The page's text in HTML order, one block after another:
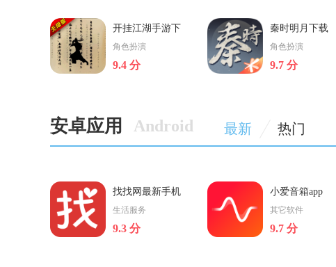
度一一出场。新秦时
国策略手机游戏。
口袋妖怪起源
口袋妖怪起源安卓版下载，
口袋妖怪起源 for 安卓是一款
卡牌对战类的手机游戏。集
佳的战斗体验。喜欢的玩家
不要错过了！
立即下载
文明重启国际服下载
v1.0.4
文明重启手游是一款以末日
为主题打造出的存活枪战类
游戏，选用强劲的3D引擎，
环境，令小伙伴们
立即下载
开挂江湖手游下
载v1.9.3正版
角色扮演
9.4 分
正版
开挂江湖手游是一款十分有
意思的卡牌类的游戏。它是
险对策等多种多样游戏玩
法，为游戏玩家们打造出了
一个不一样的武林。
秦时明月下载
v6.8.6
角色扮演
9.7 分
秦时明月是一款由玄机科技
原版受权，腾讯官方开发设
复原了原著小说故事情节內
容，多种多样培养游戏玩
法，也是达到游戏玩家的
安卓应用 Android 最新 热门
找找网最新手机
版
生活服务
9.3 分
小爱音箱app
其它软件
9.7 分